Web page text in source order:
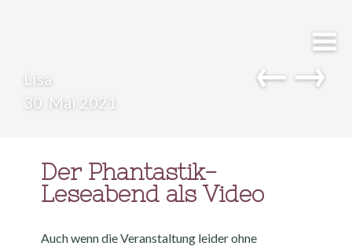
Lisa
30. Mai 2021
← →
Der Phantastik-
Leseabend als Video
Auch wenn die Veranstaltung leider ohne